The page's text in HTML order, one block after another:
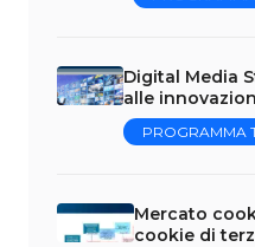
Digital Media
alle
PROGRAMMA
Mercato
cookie di